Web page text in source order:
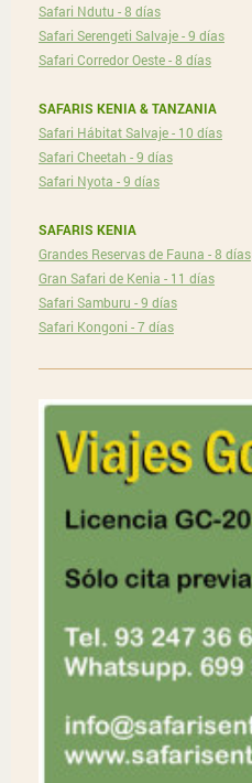
Safari Ndutu - 8 días
Safari Serengeti Salvaje - 9 días
Safari Corredor Oeste - 8 días
SAFARIS KENIA & TANZANIA
Safari Hábitat Salvaje - 10 días
Safari Cheetah - 9 días
Safari Nyota - 9 días
SAFARIS KENIA
Grandes Reservas de Fauna - 8 días
Gran Safari de Kenia - 11 días
Safari Samburu - 9 días
Safari Kongoni - 7 días